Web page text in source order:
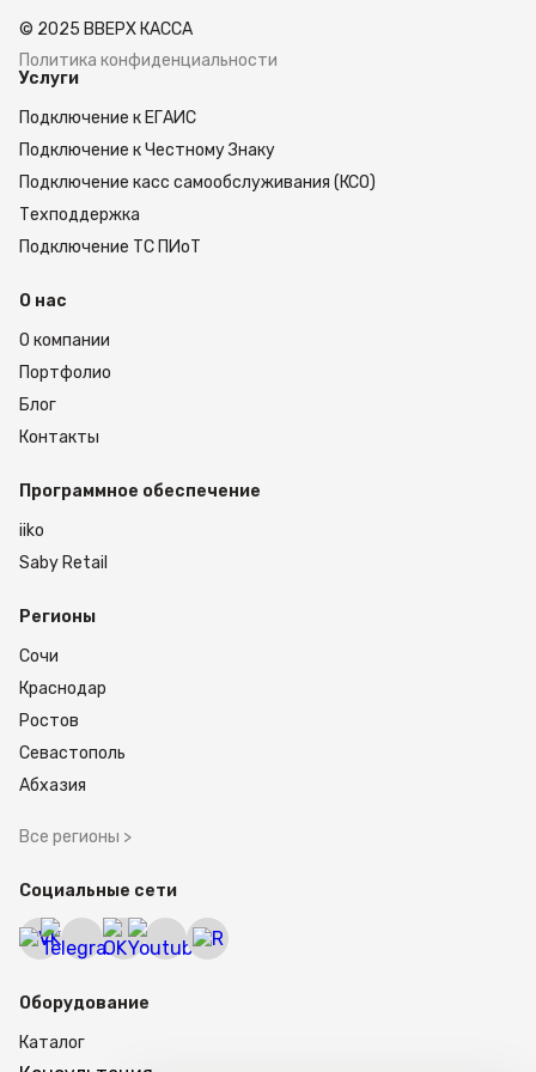
дилерскую сеть. Мы сотрудничаем с клиентами
из %goroda% и всех регионов России. Чтобы
оформить заказ, оставьте заявку на сайте.
© 2025 ВВЕРХ КАССА
Политика конфиденциальности
Услуги
Подключение к ЕГАИС
Подключение к Честному Знаку
Подключение касс самообслуживания (КСО)
Техподдержка
Подключение ТС ПИоТ
О нас
О компании
Портфолио
Блог
Контакты
Программное обеспечение
iiko
Saby Retail
Регионы
Сочи
Краснодар
Ростов
Севастополь
Абхазия
Все регионы >
Социальные сети
Оборудование
Каталог